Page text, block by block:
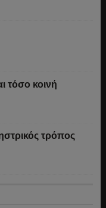
τόσο κοινή
τρόπος